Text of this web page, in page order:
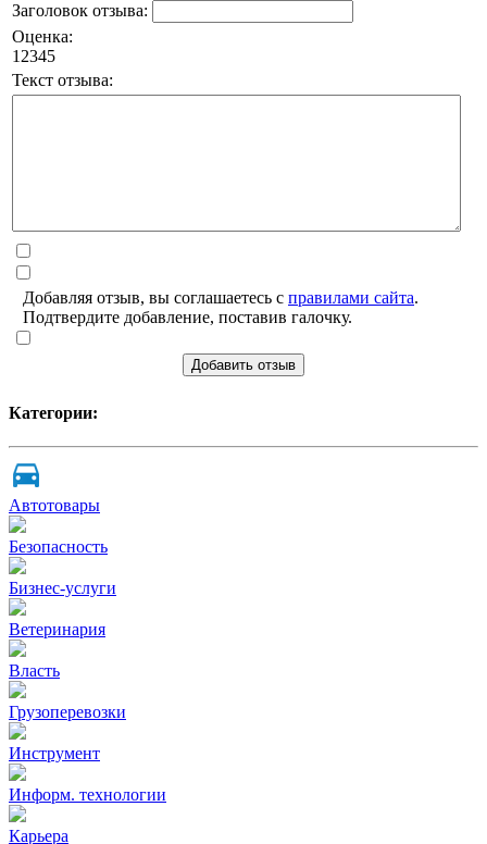
Заголовок отзыва:
Оценка:
1 2345
Текст отзыва:
Добавляя отзыв, вы соглашаетесь с правилами сайта.
Подтвердите добавление, поставив галочку.
Добавить отзыв
Категории:
Автотовары
Безопасность
Бизнес-услуги
Ветеринария
Власть
Грузоперевозки
Инструмент
Информ. технологии
Карьера